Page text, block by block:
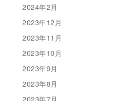
2024年2月
2023年12月
2023年11月
2023年10月
2023年9月
2023年8月
2023年7月